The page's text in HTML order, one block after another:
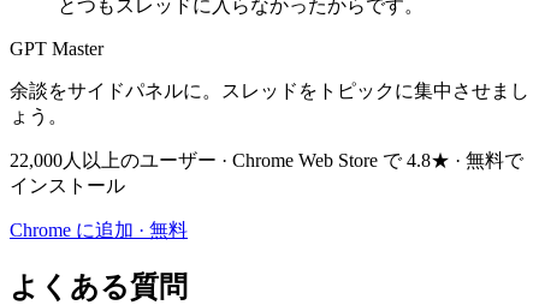
とつもスレッドに入らなかったからです。
GPT Master
余談をサイドパネルに。スレッドをトピックに集中させまし
ょう。
22,000人以上のユーザー · Chrome Web Store で 4.8★ · 無料で
インストール
Chrome に追加 · 無料
よくある質問